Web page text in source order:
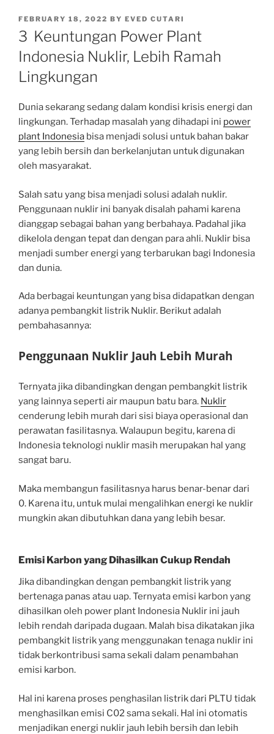
POSTED
ON
FEBRUARY 18, 2022 BY EVED CUTARI
3 Keuntungan Power Plant
Indonesia Nuklir, Lebih Ramah
Lingkungan
Dunia sekarang sedang dalam kondisi krisis energi dan
lingkungan. Terhadap masalah yang dihadapi ini power
plant Indonesia bisa menjadi solusi untuk bahan bakar
yang lebih bersih dan berkelanjutan untuk digunakan
oleh masyarakat.
Salah satu yang bisa menjadi solusi adalah nuklir.
Penggunaan nuklir ini banyak disalah pahami karena
dianggap sebagai bahan yang berbahaya. Padahal jika
dikelola dengan tepat dan dengan para ahli. Nuklir bisa
menjadi sumber energi yang terbarukan bagi Indonesia
dan dunia.
Ada berbagai keuntungan yang bisa didapatkan dengan
adanya pembangkit listrik Nuklir. Berikut adalah
pembahasannya:
Penggunaan Nuklir Jauh Lebih Murah
Ternyata jika dibandingkan dengan pembangkit listrik
yang lainnya seperti air maupun batu bara. Nuklir
cenderung lebih murah dari sisi biaya operasional dan
perawatan fasilitasnya. Walaupun begitu, karena di
Indonesia teknologi nuklir masih merupakan hal yang
sangat baru.
Maka membangun fasilitasnya harus benar-benar dari
0. Karena itu, untuk mulai mengalihkan energi ke nuklir
mungkin akan dibutuhkan dana yang lebih besar.
Emisi Karbon yang Dihasilkan Cukup Rendah
Jika dibandingkan dengan pembangkit listrik yang
bertenaga panas atau uap. Ternyata emisi karbon yang
dihasilkan oleh power plant Indonesia Nuklir ini jauh
lebih rendah daripada dugaan. Malah bisa dikatakan jika
pembangkit listrik yang menggunakan tenaga nuklir ini
tidak berkontribusi sama sekali dalam penambahan
emisi karbon.
Hal ini karena proses penghasilan listrik dari PLTU tidak
menghasilkan emisi C02 sama sekali. Hal ini otomatis
menjadikan energi nuklir jauh lebih bersih dan lebih